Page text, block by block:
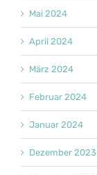
Mai 2024
April 2024
März 2024
Februar 2024
Januar 2024
Dezember 2023